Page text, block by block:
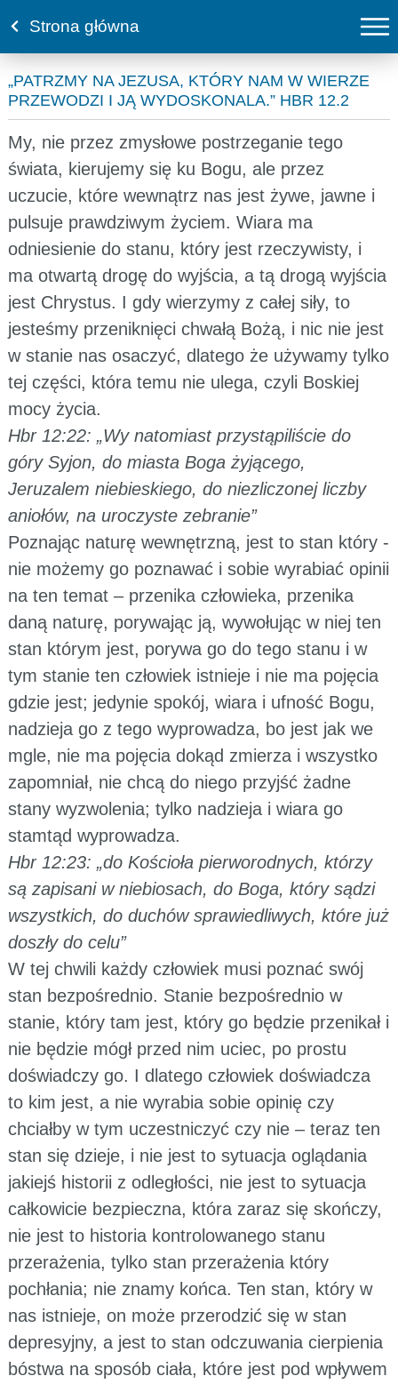
Strona główna
„PATRZMY NA JEZUSA, KTÓRY NAM W WIERZE
PRZEWODZI I JĄ WYDOSKONALA.” HBR 12.2
My, nie przez zmysłowe postrzeganie tego
świata, kierujemy się ku Bogu, ale przez
uczucie, które wewnątrz nas jest żywe, jawne i
pulsuje prawdziwym życiem. Wiara ma
odniesienie do stanu, który jest rzeczywisty, i
ma otwartą drogę do wyjścia, a tą drogą wyjścia
jest Chrystus. I gdy wierzymy z całej siły, to
jesteśmy przeniknięci chwałą Bożą, i nic nie jest
w stanie nas osaczyć, dlatego że używamy tylko
tej części, która temu nie ulega, czyli Boskiej
mocy życia.
Hbr 12:22: „Wy natomiast przystąpiliście do
góry Syjon, do miasta Boga żyjącego,
Jeruzalem niebieskiego, do niezliczonej liczby
aniołów, na uroczyste zebranie”
Poznając naturę wewnętrzną, jest to stan który -
nie możemy go poznawać i sobie wyrabiać opinii
na ten temat – przenika człowieka, przenika
daną naturę, porywając ją, wywołując w niej ten
stan którym jest, porywa go do tego stanu i w
tym stanie ten człowiek istnieje i nie ma pojęcia
gdzie jest; jedynie spokój, wiara i ufność Bogu,
nadzieja go z tego wyprowadza, bo jest jak we
mgle, nie ma pojęcia dokąd zmierza i wszystko
zapomniał, nie chcą do niego przyjść żadne
stany wyzwolenia; tylko nadzieja i wiara go
stamtąd wyprowadza.
Hbr 12:23: „do Kościoła pierworodnych, którzy
są zapisani w niebiosach, do Boga, który sądzi
wszystkich, do duchów sprawiedliwych, które już
doszły do celu”
W tej chwili każdy człowiek musi poznać swój
stan bezpośrednio. Stanie bezpośrednio w
stanie, który tam jest, który go będzie przenikał i
nie będzie mógł przed nim uciec, po prostu
doświadczy go. I dlatego człowiek doświadcza
to kim jest, a nie wyrabia sobie opinię czy
chciałby w tym uczestniczyć czy nie – teraz ten
stan się dzieje, i nie jest to sytuacja oglądania
jakiejś historii z odległości, nie jest to sytuacja
całkowicie bezpieczna, która zaraz się skończy,
nie jest to historia kontrolowanego stanu
przerażenia, tylko stan przerażenia który
pochłania; nie znamy końca. Ten stan, który w
nas istnieje, on może przerodzić się w stan
depresyjny, a jest to stan odczuwania cierpienia
bóstwa na sposób ciała, które jest pod wpływem